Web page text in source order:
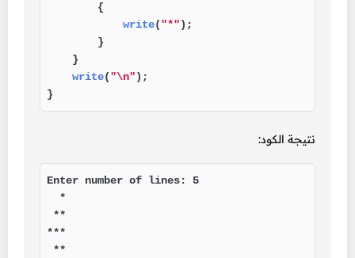
        {
write("*");
        }
    }
write("\n");
}
نتيجة الكود:
Enter number of lines: 5
*
**
***
**